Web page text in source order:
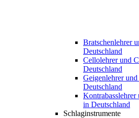
Bratschenlehrer
Deutschland
Cellolehrer und
Deutschland
Geigenlehrer
Deutschland
Kontrabasslehrer
in Deutschland
Schlaginstrumente